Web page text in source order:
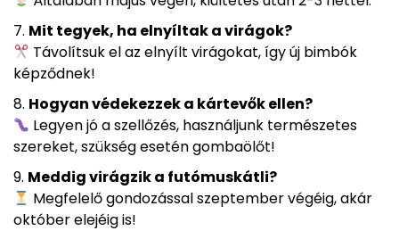
Mit tegyek, ha elnyíltak a virágok?
Távolítsuk el az elnyílt virágokat, így új bimbók
képződnek!
Hogyan védekezzek a kártevők ellen?
Legyen jó a szellőzés, használjunk természetes
szereket, szükség esetén gombaölőt!
Meddig virágzik a futómuskátli?
Megfelelő gondozással szeptember végéig, akár
október elejéig is!